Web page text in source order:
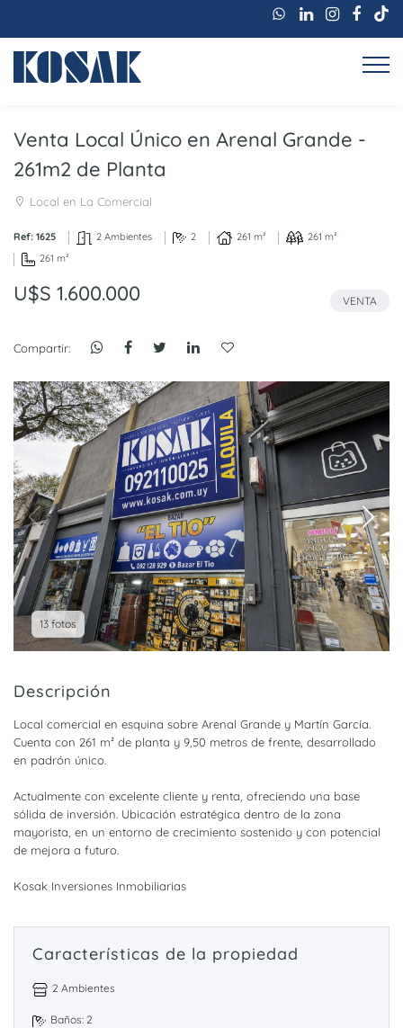
Venta Local Único en Arenal Grande -
261m2 de Planta
Local en La Comercial
Ref: 1625 2 Ambientes 2 261 m²
261 m²
261 m²
U$S 1.600.000 VENTA
Compartir:
13 fotos
Descripción
Local comercial en esquina sobre Arenal Grande y Martín García.
Cuenta con 261 m² de planta y 9,50 metros de frente, desarrollado
en padrón único.
Actualmente con excelente cliente y renta, ofreciendo una base
sólida de inversión. Ubicación estratégica dentro de la zona
mayorista, en un entorno de crecimiento sostenido y con potencial
de mejora a futuro.
Kosak Inversiones Inmobiliarias
Características de la propiedad
2 Ambientes
Baños: 2